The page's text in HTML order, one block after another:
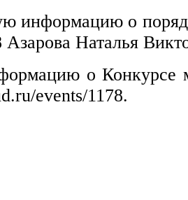
информацию о
Азарова Наталья
о Конкурсе
events/1178.